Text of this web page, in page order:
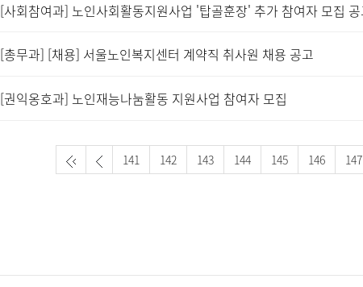
[사회참여과] 노인사회활동지원사업 '탑골훈장' 추가 참여자 모집
[총무과] [채용] 서울노인복지센터 계약직 취사원 채용 공고
[권익옹호과] 노인재능나눔활동 지원사업 참여자 모집
141 142 143 144 145 146 147